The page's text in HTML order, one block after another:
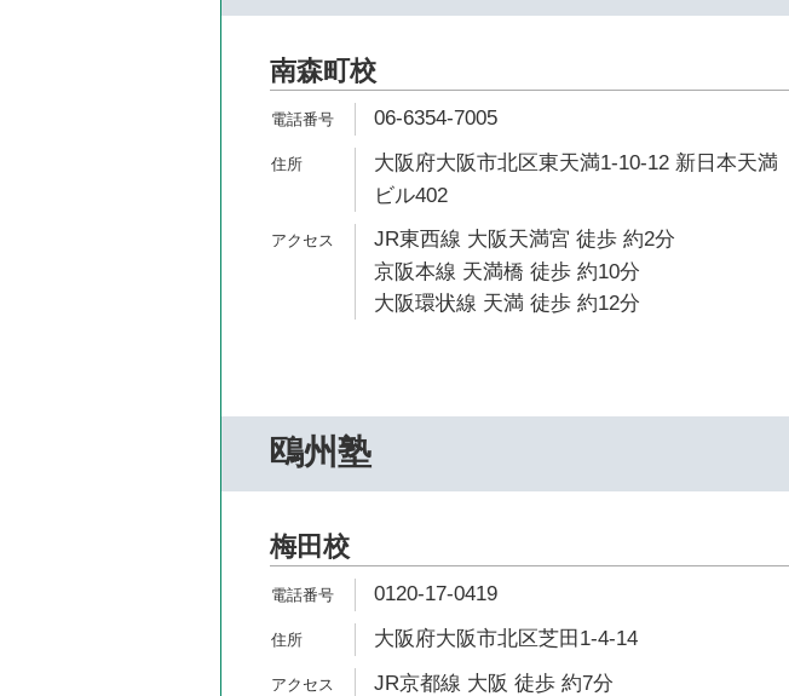
南森町校
06-6354-7005
大阪府大阪市北区東天満1-10-12 新日本天満
ビル402
JR東西線 大阪天満宮 徒歩 約2分
京阪本線 天満橋 徒歩 約10分
大阪環状線 天満 徒歩 約12分
鴎州塾
梅田校
0120-17-0419
大阪府大阪市北区芝田1-4-14
JR京都線 大阪 徒歩 約7分